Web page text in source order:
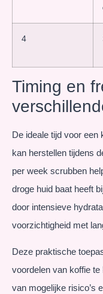
4
Timing en
De ideale tijd voor een
kan herstellen tijdens
per week scrubben
droge huid baat heeft
door intensieve
voorzichtigheid met
Deze praktische
voordelen van koffie
van mogelijke risico’s